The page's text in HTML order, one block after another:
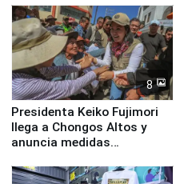
8
Presidenta Keiko Fujimori
llega a Chongos Altos y
anuncia medidas
educación, salud y empleo